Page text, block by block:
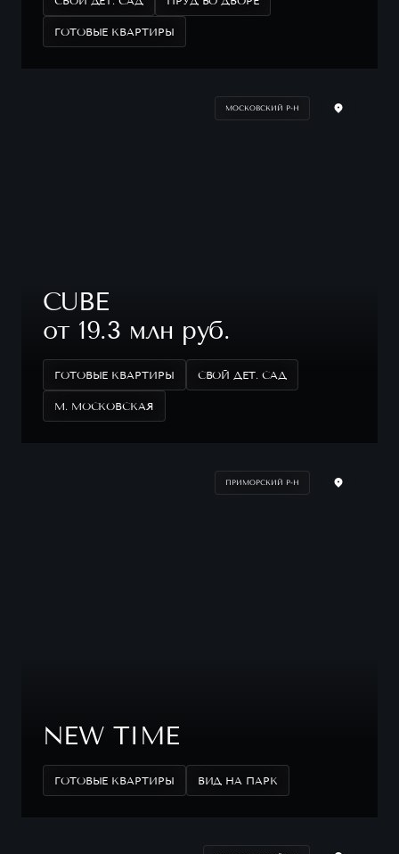
ГОТОВЫЕ КВАРТИРЫ
МОСКОВСКИЙ Р-Н
CUBE
от 19.3 млн руб.
ГОТОВЫЕ КВАРТИРЫ СВОЙ ДЕТ. САД
М. МОСКОВСКАЯ
ПРИМОРСКИЙ Р-Н
NEW TIME
ГОТОВЫЕ КВАРТИРЫ ВИД НА ПАРК